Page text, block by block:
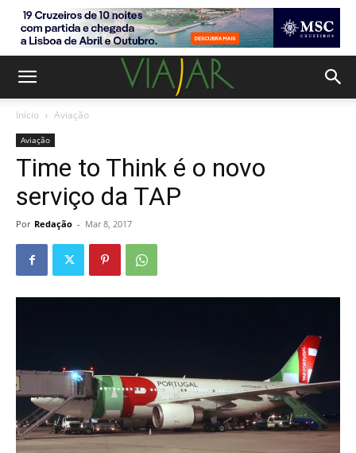
Início Aviação
Aviação
Time to Think é o novo
serviço da TAP
Por Redação - Mar 8, 2017